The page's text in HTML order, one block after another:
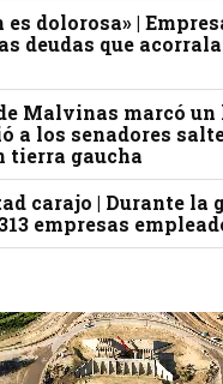
es dolorosa» |
deudas que
Malvinas marcó un
a los senadores
tierra gaucha
carajo | Durante la
empresas